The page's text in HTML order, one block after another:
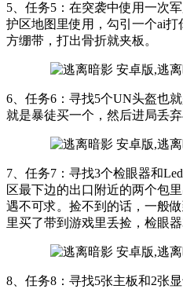
5、任务5：在突袭中使用一次
护区地图里使用，勾引一个ai
方绷带，打出骨折就夹板。
6、任务6：寻找5个UN头盔也
就是暴徒买一个，然后进局丢弃
7、任务7：寻找3个检眼器和
区最下边的出口附近的两个包
遇不可求。捡不到的话，一般
里买了带到游戏里丢捡，检眼
8、任务8：寻找5张主板和2张